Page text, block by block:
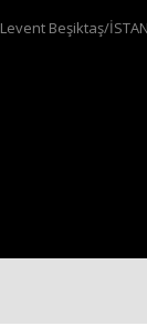
Levent Beşiktaş/